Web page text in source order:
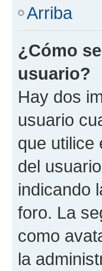
Arriba
¿Cómo
usuario?
Hay dos
usuario
que utilice
del
indicando
foro. La
como
la